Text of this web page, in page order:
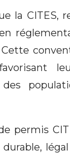
la CITES,
des
permis